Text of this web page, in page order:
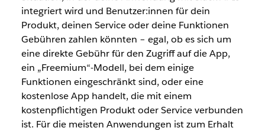
integriert wird und Benutzer:innen für dein
Produkt, deinen Service oder deine Funktionen
Gebühren zahlen könnten – egal, ob es sich um
eine direkte Gebühr für den Zugriff auf die App,
ein „Freemium“-Modell, bei dem einige
Funktionen eingeschränkt sind, oder eine
kostenlose App handelt, die mit einem
kostenpflichtigen Produkt oder Service verbunden
ist. Für die meisten Anwendungen ist zum Erhalt